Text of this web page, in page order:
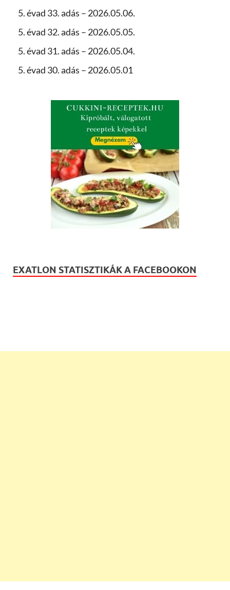
5. évad 33. adás – 2026.05.06.
5. évad 32. adás – 2026.05.05.
5. évad 31. adás – 2026.05.04.
5. évad 30. adás – 2026.05.01
EXATLON STATISZTIKÁK A FACEBOOKON